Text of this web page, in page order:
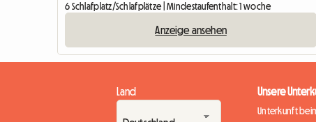
6 Schlafplatz/Schlafplätze | Mindestaufenthalt: 1 woche
Anzeige ansehen
Land Unsere
Unterkunft